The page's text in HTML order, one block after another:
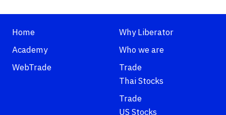
Home
Academy
WebTrade
Why Liberator
Who we are
Trade
Thai Stocks
Trade